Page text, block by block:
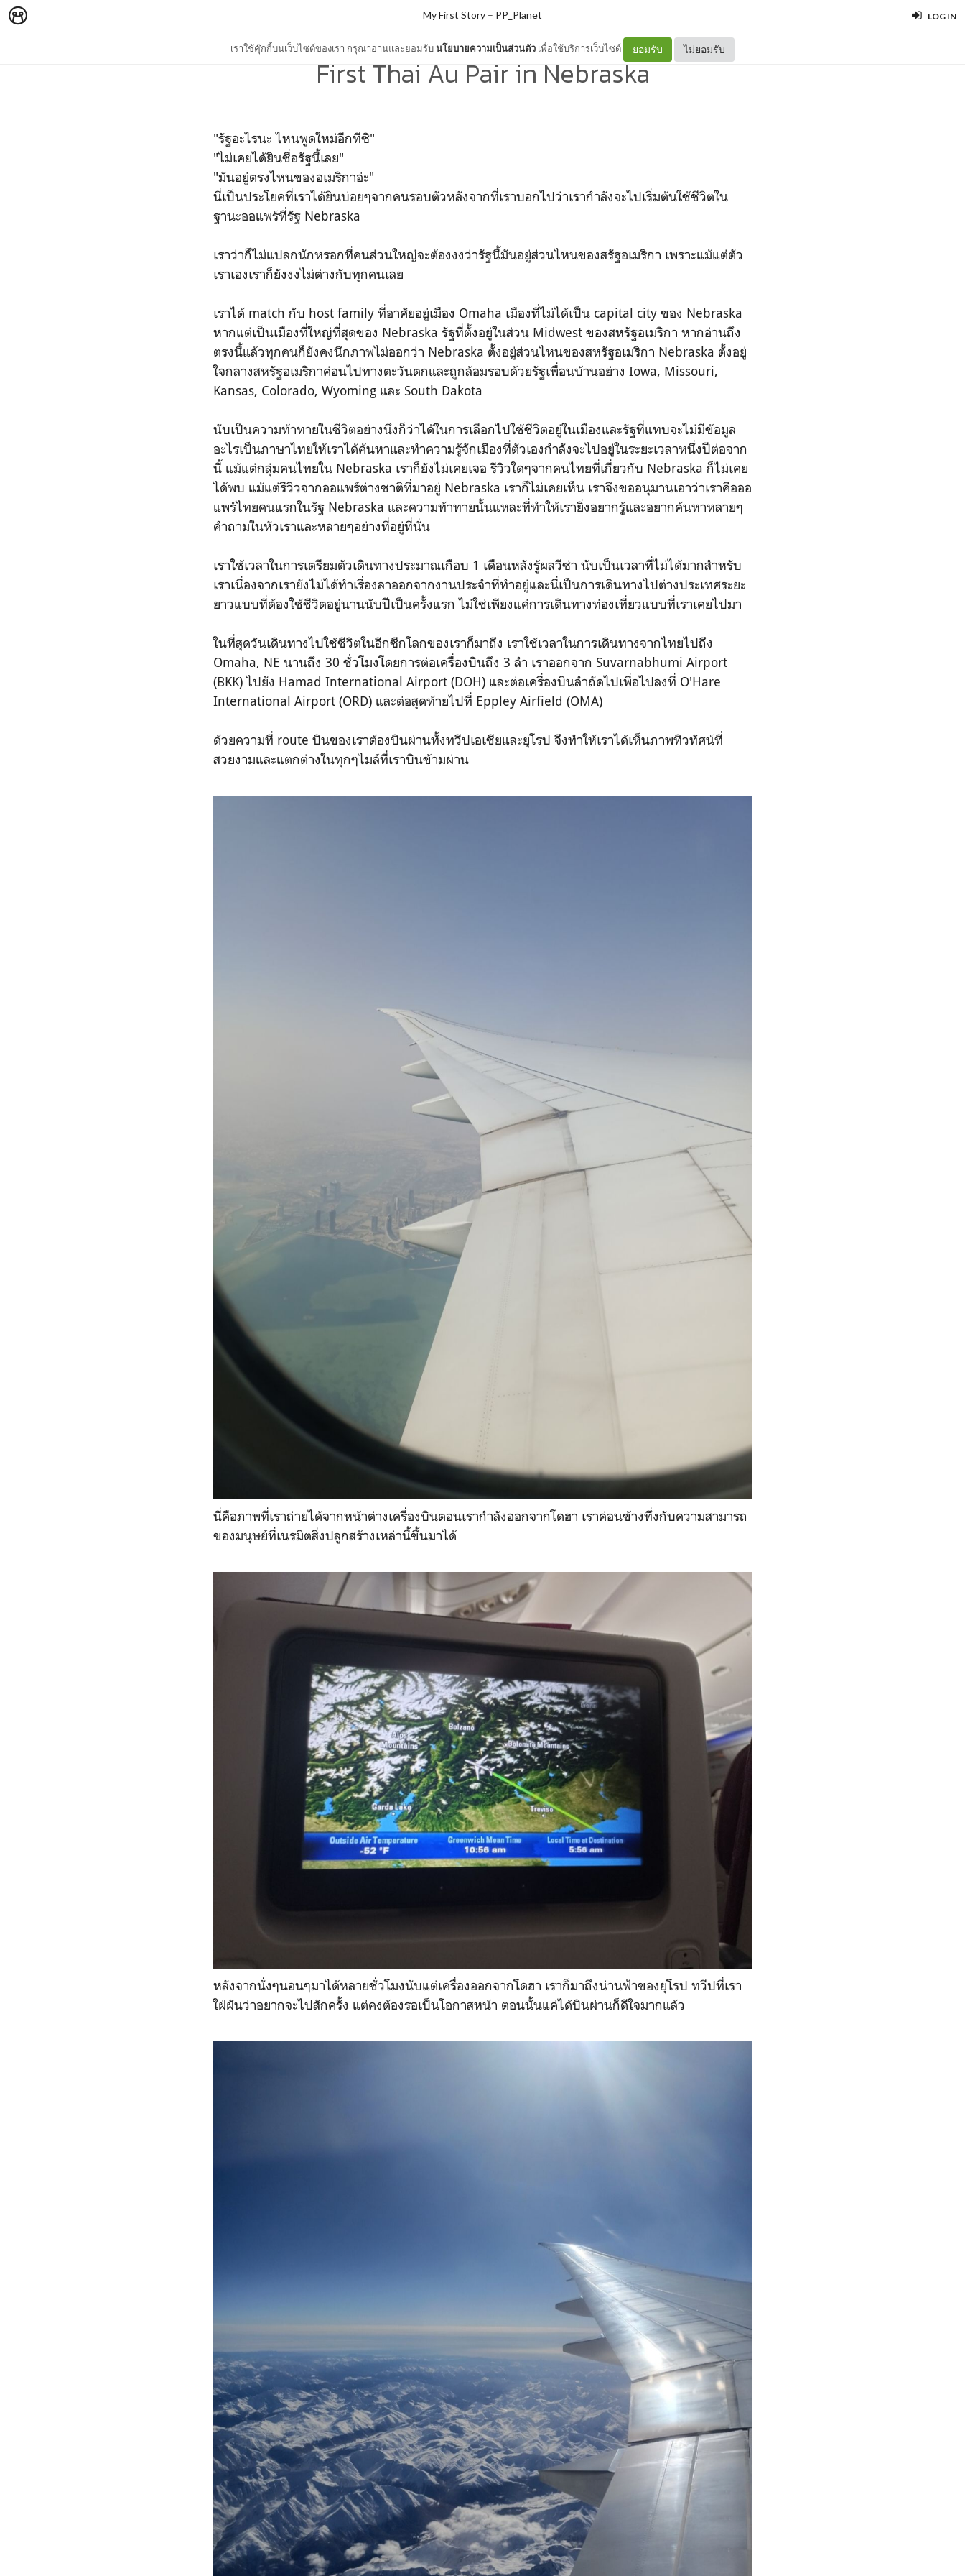
LOG IN
เราใช้คุ๊กกี้บนเว็บไซต์ของเรา กรุณาอ่านและยอมรับนโยบายความเป็นส่วนตัว เพื่อใช้บริการเว็บไซต์ ยอมรับ ไม่ยอมรับ
My First Story – PP_Planet
First Thai Au Pair in Nebraska
"รัฐอะไรนะ ไหนพูดใหม่อีกทีซิ"
"ไม่เคยได้ยินชื่อรัฐนี้เลย"
"มันอยู่ตรงไหนของอเมริกาอ่ะ"
นี่เป็นประโยคที่เราได้ยินบ่อยๆจากคนรอบตัวหลังจากที่เราบอกไปว่าเรากำลังจะไปเริ่มต้นใช้ชีวิตใน
ฐานะออแพร์ที่รัฐ Nebraska
เราว่าก็ไม่แปลกนักหรอกที่คนส่วนใหญ่จะต้องงงว่ารัฐนี้มันอยู่ส่วนไหนของสรัฐอเมริกา เพราะแม้แต่ตัว
เราเองเราก็ยังงงไม่ต่างกับทุกคนเลย
เราได้ match กับ host family ที่อาศัยอยู่เมือง Omaha เมืองที่ไม่ได้เป็น capital city ของ Nebraska
หากแต่เป็นเมืองที่ใหญ่ที่สุดของ Nebraska รัฐที่ตั้งอยู่ในส่วน Midwest ของสหรัฐอเมริกา หากอ่านถึง
ตรงนี้แล้วทุกคนก็ยังคงนึกภาพไม่ออกว่า Nebraska ตั้งอยู่ส่วนไหนของสหรัฐอเมริกา Nebraska ตั้งอยู่
ใจกลางสหรัฐอเมริกาค่อนไปทางตะวันตกและถูกล้อมรอบด้วยรัฐเพื่อนบ้านอย่าง Iowa, Missouri,
Kansas, Colorado, Wyoming และ South Dakota
นับเป็นความท้าทายในชีวิตอย่างนึงก็ว่าได้ในการเลือกไปใช้ชีวิตอยู่ในเมืองและรัฐที่แทบจะไม่มีข้อมูล
อะไรเป็นภาษาไทยให้เราได้ค้นหาและทำความรู้จักเมืองที่ตัวเองกำลังจะไปอยู่ในระยะเวลาหนึ่งปีต่อจาก
นี้ แม้แต่กลุ่มคนไทยใน Nebraska เราก็ยังไม่เคยเจอ รีวิวใดๆจากคนไทยที่เกี่ยวกับ Nebraska ก็ไม่เคย
ได้พบ แม้แต่รีวิวจากออแพร์ต่างชาติที่มาอยู่ Nebraska เราก็ไม่เคยเห็น เราจึงขออนุมานเอาว่าเราคือออ
แพร์ไทยคนแรกในรัฐ Nebraska และความท้าทายนั้นแหละที่ทำให้เรายิ่งอยากรู้และอยากค้นหาหลายๆ
คำถามในหัวเราและหลายๆอย่างที่อยู่ที่นั่น
เราใช้เวลาในการเตรียมตัวเดินทางประมาณเกือบ 1 เดือนหลังรู้ผลวีซ่า นับเป็นเวลาที่ไม่ได้มากสำหรับ
เราเนื่องจากเรายังไม่ได้ทำเรื่องลาออกจากงานประจำที่ทำอยู่และนี่เป็นการเดินทางไปต่างประเทศระยะ
ยาวแบบที่ต้องใช้ชีวิตอยู่นานนับปีเป็นครั้งแรก ไม่ใช่เพียงแค่การเดินทางท่องเที่ยวแบบที่เราเคยไปมา
ในที่สุดวันเดินทางไปใช้ชีวิตในอีกซีกโลกของเราก็มาถึง เราใช้เวลาในการเดินทางจากไทยไปถึง
Omaha, NE นานถึง 30 ชั่วโมงโดยการต่อเครื่องบินถึง 3 ลำ เราออกจาก Suvarnabhumi Airport
(BKK) ไปยัง Hamad International Airport (DOH) และต่อเครื่องบินลำถัดไปเพื่อไปลงที่ O'Hare
International Airport (ORD) และต่อสุดท้ายไปที่ Eppley Airfield (OMA)
ด้วยความที่ route บินของเราต้องบินผ่านทั้งทวีปเอเชียและยุโรป จึงทำให้เราได้เห็นภาพทิวทัศน์ที่
สวยงามและแตกต่างในทุกๆไมล์ที่เราบินข้ามผ่าน
นี่คือภาพที่เราถ่ายได้จากหน้าต่างเครื่องบินตอนเรากำลังออกจากโดฮา เราค่อนข้างทึ่งกับความสามารถ
ของมนุษย์ที่เนรมิตสิ่งปลูกสร้างเหล่านี้ขึ้นมาได้
หลังจากนั่งๆนอนๆมาได้หลายชั่วโมงนับแต่เครื่องออกจากโดฮา เราก็มาถึงน่านฟ้าของยุโรป ทวีปที่เรา
ใฝ่ฝันว่าอยากจะไปสักครั้ง แต่คงต้องรอเป็นโอกาสหน้า ตอนนั้นแค่ได้บินผ่านก็ดีใจมากแล้ว